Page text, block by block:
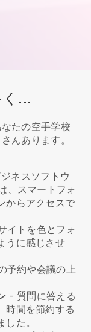
...
たの空手学校
んあります。
ジネスソフトウ
、スマートフォ
からアクセスで
イトを色とフォ
うに感じさせ
予約や会議の上
- 質問に答える
時間を節約する
た。